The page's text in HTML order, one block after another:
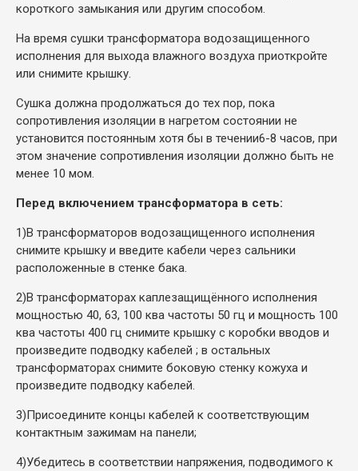
короткого замыкания или другим способом.
На время сушки трансформатора водозащищенного
исполнения для выхода влажного воздуха приоткройте
или снимите крышку.
Сушка должна продолжаться до тех пор, пока
сопротивления изоляции в нагретом состоянии не
установится постоянным хотя бы в течении6-8 часов, при
этом значение сопротивления изоляции должно быть не
менее 10 мом.
Перед включением трансформатора в сеть:
1)В трансформаторов водозащищенного исполнения
снимите крышку и введите кабели через сальники
расположенные в стенке бака.
2)В трансформаторах каплезащищённого исполнения
мощностью 40, 63, 100 ква частоты 50 гц и мощность 100
ква частоты 400 гц снимите крышку с коробки вводов и
произведите подводку кабелей ; в остальных
трансформаторах снимите боковую стенку кожуха и
произведите подводку кабелей.
3)Присоедините концы кабелей к соответствующим
контактным зажимам на панели;
4)Убедитесь в соответствии напряжения, подводимого к